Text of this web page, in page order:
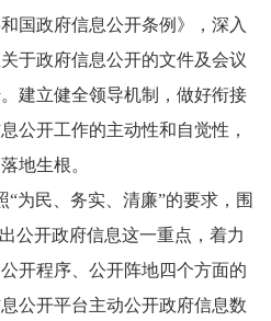
国政府信息公开条例》，深入
于政府信息公开的文件及会议
建立健全领导机制，做好衔接
公开工作的主动性和自觉性，
地生根。
“为民、务实、清廉”的要求，围
公开政府信息这一重点，着力
开程序、公开阵地四个方面的
公开平台主动公开政府信息数